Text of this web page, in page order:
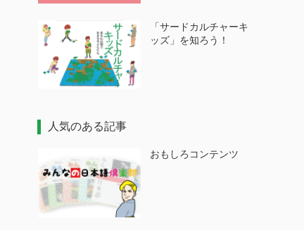
「サードカルチャーキ
ッズ」を知ろう！
人気のある記事
おもしろコンテンツ